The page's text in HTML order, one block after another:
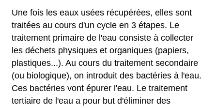
Une fois les eaux usées récupérées, elles sont
traitées au cours d'un cycle en 3 étapes. Le
traitement primaire de l'eau consiste à collecter
les déchets physiques et organiques (papiers,
plastiques...). Au cours du traitement secondaire
(ou biologique), on introduit des bactéries à l'eau.
Ces bactéries vont épurer l'eau. Le traitement
tertiaire de l'eau a pour but d'éliminer des